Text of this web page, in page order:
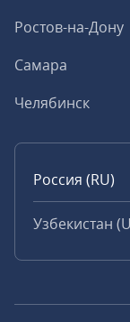
Ростов-на-Дону
Самара
Челябинск
Россия (RU)
Узбекистан